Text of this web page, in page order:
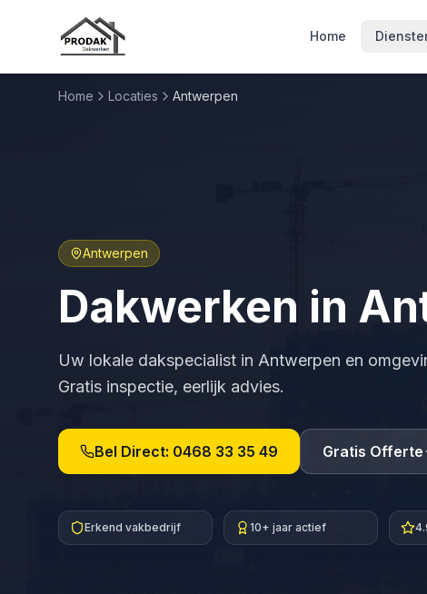
Home
Home Locaties Antwerpen
Antwerpen
Dakwerken in
Uw lokale dakspecialist in Antwerpen en
Gratis inspectie, eerlijk advies.
Bel Direct: 0468 33 35 49 Gratis Offerte
Erkend vakbedrijf 10+ jaar actief